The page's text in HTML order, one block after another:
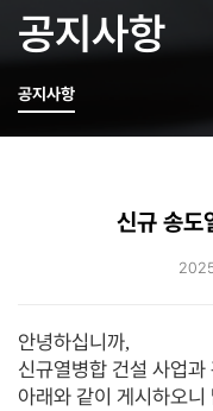
공지사항
공지사항
신규 송도
안녕하십니까,
신규열병합 건설 사업
아래와 같이 게시하오